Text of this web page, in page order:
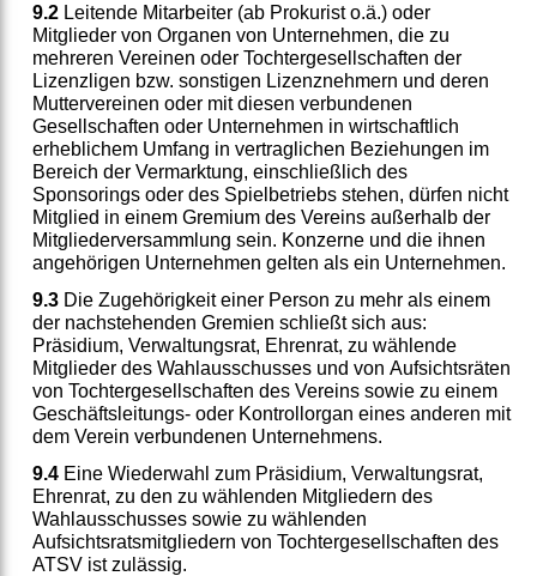
9.2Leitende Mitarbeiter (ab Prokurist o.ä.) oder
Mitglieder von Organen von Unternehmen, die zu
mehreren Vereinen oder Tochtergesellschaften der
Lizenzligen bzw. sonstigen Lizenznehmern und deren
Muttervereinen oder mit diesen verbundenen
Gesellschaften oder Unternehmen in wirtschaftlich
erheblichem Umfang in vertraglichen Beziehungen im
Bereich der Vermarktung, einschließlich des
Sponsorings oder des Spielbetriebs stehen, dürfen nicht
Mitglied in einem Gremium des Vereins außerhalb der
Mitgliederversammlung sein. Konzerne und die ihnen
angehörigen Unternehmen gelten als ein Unternehmen.
9.3Die Zugehörigkeit einer Person zu mehr als einem
der nachstehenden Gremien schließt sich aus:
Präsidium, Verwaltungsrat, Ehrenrat, zu wählende
Mitglieder des Wahlausschusses und von Aufsichtsräten
von Tochtergesellschaften des Vereins sowie zu einem
Geschäftsleitungs- oder Kontrollorgan eines anderen mit
dem Verein verbundenen Unternehmens.
9.4Eine Wiederwahl zum Präsidium, Verwaltungsrat,
Ehrenrat, zu den zu wählenden Mitgliedern des
Wahlausschusses sowie zu wählenden
Aufsichtsratsmitgliedern von Tochtergesellschaften des
ATSV ist zulässig.